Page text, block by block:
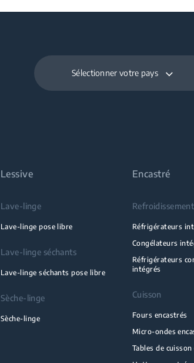
Sélectionner votre pays
Lessive
Lave-linge
Lave-linge pose libre
Lave-linge séchants
Lave-linge séchants pose libre
Sèche-linge
Sèche-linge
Encastré
Refroidissement
Réfrigérateurs
Congélateurs
Réfrigérateurs
intégrés
Cuisson
Fours encastrés
Micro-ondes
Tables de